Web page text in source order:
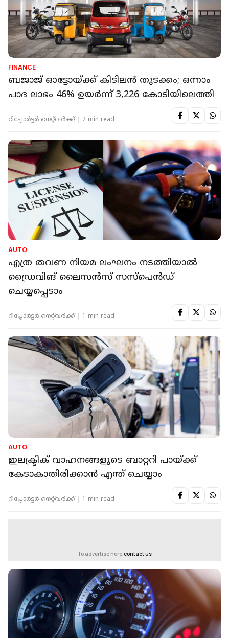
FINANCE
ബജാജ് ഓട്ടോയ്ക്ക് കിടിലൻ തുടക്കം; ഒന്നാം
പാദ ലാഭം 46% ഉയർന്ന് 3,226 കോടിയിലെത്തി
റിപ്പോർട്ടർ നെറ്റ്‌വര്‍ക്ക്‌ 2 min read
AUTO
എത്ര തവണ നിയമ ലംഘനം നടത്തിയാൽ
ഡ്രൈവിങ് ലൈസൻസ് സസ്‌പെൻഡ്
ചെയ്യപ്പെടാം
റിപ്പോർട്ടർ നെറ്റ്‌വര്‍ക്ക്‌ 1 min read
AUTO
ഇലക്ട്രിക് വാഹനങ്ങളുടെ ബാറ്ററി പായ്ക്ക്
കേടാകാതിരിക്കാൻ എന്ത് ചെയ്യാം
റിപ്പോർട്ടർ നെറ്റ്‌വര്‍ക്ക്‌ 1 min read
To advertise here, contact us